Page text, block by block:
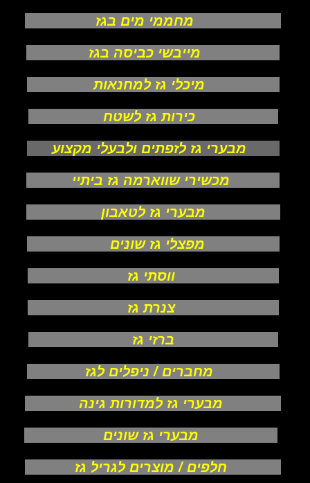
מחממי מים בגז
מייבשי כביסה בגז
מיכלי גז למחנאות
כירות גז לשטח
מבערי גז לזפתים ולבעלי מקצוע
מכשירי שווארמה גז ביתיי
מבערי גז לטאבון
מפצלי גז שונים
ווסתי גז
צנרת גז
ברזי גז
מחברים / ניפלים לגז
מבערי גז למדורות גינה
מבערי גז שונים
חלפים / מוצרים לגריל גז